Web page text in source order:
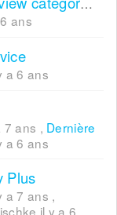
ans
a 6 ans
7 ans , Dernière
a 6 ans
Plus
a 7 ans ,
il y a 6